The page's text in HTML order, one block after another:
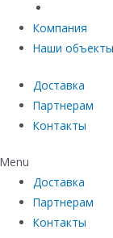
Компания
Наши объекты
Доставка
Партнерам
Контакты
Menu
Доставка
Партнерам
Контакты